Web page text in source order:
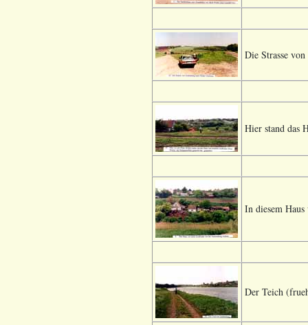
Die Strasse
Hier stand das
In diesem
Der Teich